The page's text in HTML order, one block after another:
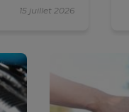
15 juillet 2026